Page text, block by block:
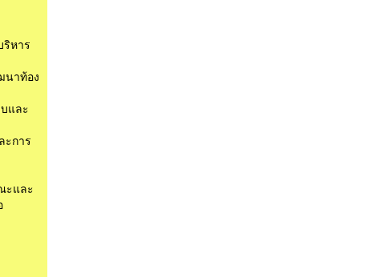
หาร
นาท้อง
และ
ะการ
ะและ